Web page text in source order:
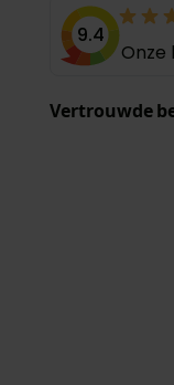
9.4
Onze
Vertrouwde